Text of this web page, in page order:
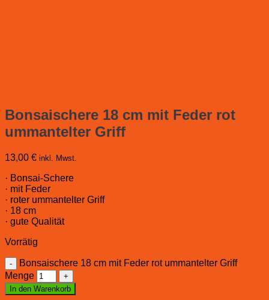
Bonsaischere 18 cm mit Feder rot
ummantelter Griff
13,00 € inkl. Mwst.
· Bonsai-Schere
· mit Feder
· roter ummantelter Griff
· 18 cm
· gute Qualität
Vorrätig
Bonsaischere 18 cm mit Feder rot ummantelter Griff
Menge
In den Warenkorb